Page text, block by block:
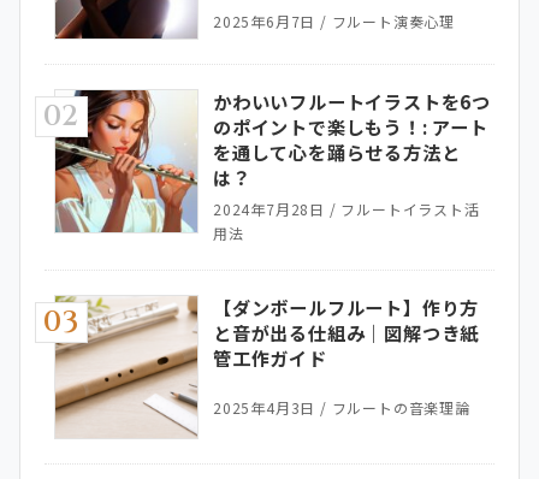
2025年6月7日 / フルート演奏心理
02
かわいいフルートイラストを6つ
のポイントで楽しもう！: アート
を通して心を踊らせる方法と
は？
2024年7月28日 / フルートイラスト活
用法
03
【ダンボールフルート】作り方
と音が出る仕組み｜図解つき紙
管工作ガイド
2025年4月3日 / フルートの音楽理論